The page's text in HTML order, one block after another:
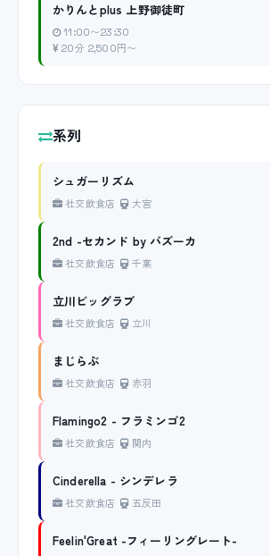
かりんとplus 上野御徒町
11:00〜23:30
20分 2,500円〜
系列
シュガーリズム
社交飲食店 大宮
2nd -セカンド by バズーカ
社交飲食店 千葉
立川ビッグラブ
社交飲食店 立川
まじらぶ
社交飲食店 赤羽
Flamingo2 - フラミンゴ2
社交飲食店 関内
Cinderella - シンデレラ
社交飲食店 五反田
Feelin'Great -フィーリングレート-